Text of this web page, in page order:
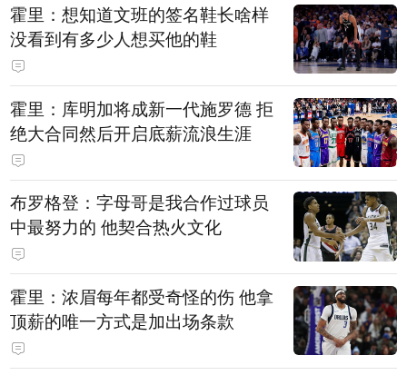
霍里：想知道文班的签名鞋长啥样
没看到有多少人想买他的鞋
霍里：库明加将成新一代施罗德 拒
绝大合同然后开启底薪流浪生涯
布罗格登：字母哥是我合作过球员
中最努力的 他契合热火文化
霍里：浓眉每年都受奇怪的伤 他拿
顶薪的唯一方式是加出场条款